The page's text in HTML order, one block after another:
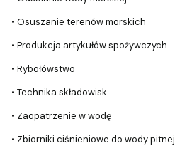
• Osuszanie terenów morskich
• Produkcja artykułów spożywczych
• Rybołówstwo
• Technika składowisk
• Zaopatrzenie w wodę
• Zbiorniki ciśnieniowe do wody pitnej